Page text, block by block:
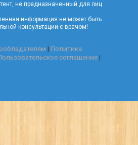
не предназначенный для лиц
информация не может быть
консультации с врачом!
| Политика
соглашение|